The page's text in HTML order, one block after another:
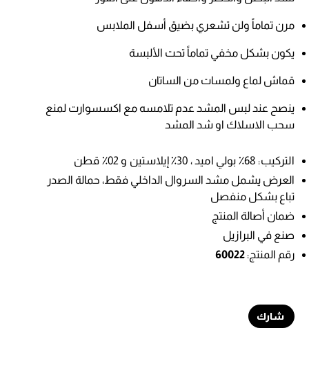
مرن تماماً ولن تشعري بضيق أسفل الملابس
يكون بشكل مخفي تماماً تحت الألبسة
قماش لماع ولمسات من الساتان
ينصح عند لبس المشد عدم تلامسه مع اكسسوارت لمنع
سحب الاسلاك او شد المشد
التركيب: 68٪ بولي اميد ، 30٪ إيلاستين و 02٪ قطن
العرض يشمل مشد السروال الداخلي فقط، حمالة الصدر
تباع بشكل منفصل
ضمان أصالة المنتج
صنع في البرازيل
رقم المنتج:60022
شارك